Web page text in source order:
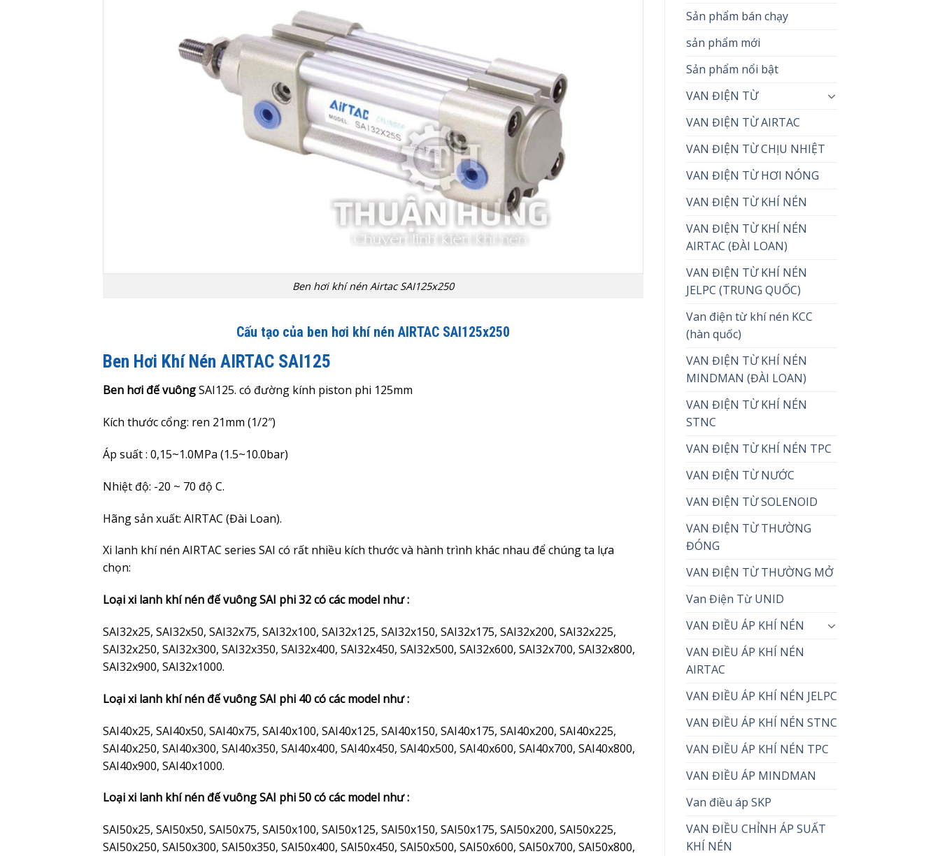
Ben hơi khí nén Airtac SAI125x250
Cấu tạo của ben hơi khí nén AIRTAC SAI125x250
Ben Hơi Khí Nén AIRTAC SAI125
Ben hơi đế vuôngSAI125. có đường kính piston phi 125mm
Kích thước cổng: ren 21mm (1/2″)
Áp suất : 0,15~1.0MPa (1.5~10.0bar)
Nhiệt độ: -20 ~ 70 độ C.
Hãng sản xuất: AIRTAC (Đài Loan).
Xi lanh khí nén AIRTAC series SAI có rất nhiều kích thước và hành trình khác nhau để chúng ta lựa
chọn:
Loại xi lanh khí nén đế vuông SAI phi 32 có các model như :
SAI32x25, SAI32x50, SAI32x75, SAI32x100, SAI32x125, SAI32x150, SAI32x175, SAI32x200, SAI32x225,
SAI32x250, SAI32x300, SAI32x350, SAI32x400, SAI32x450, SAI32x500, SAI32x600, SAI32x700, SAI32x800,
SAI32x900, SAI32x1000.
Loại xi lanh khí nén đế vuông SAI phi 40 có các model như :
SAI40x25, SAI40x50, SAI40x75, SAI40x100, SAI40x125, SAI40x150, SAI40x175, SAI40x200, SAI40x225,
SAI40x250, SAI40x300, SAI40x350, SAI40x400, SAI40x450, SAI40x500, SAI40x600, SAI40x700, SAI40x800,
SAI40x900, SAI40x1000.
Loại xi lanh khí nén đế vuông SAI phi 50 có các model như :
SAI50x25, SAI50x50, SAI50x75, SAI50x100, SAI50x125, SAI50x150, SAI50x175, SAI50x200, SAI50x225,
SAI50x250, SAI50x300, SAI50x350, SAI50x400, SAI50x450, SAI50x500, SAI50x600, SAI50x700, SAI50x800,
Sản phẩm bán chạy
sản phẩm mới
Sản phẩm nổi bật
VAN ĐIỆN TỪ
VAN ĐIỆN TỪ AIRTAC
VAN ĐIỆN TỪ CHỊU NHIỆT
VAN ĐIỆN TỪ HƠI NÓNG
VAN ĐIỆN TỪ KHÍ NÉN
VAN ĐIỆN TỪ KHÍ NÉN
AIRTAC (ĐÀI LOAN)
VAN ĐIỆN TỪ KHÍ NÉN
JELPC (TRUNG QUỐC)
Van điện từ khí nén KCC
(hàn quốc)
VAN ĐIỆN TỪ KHÍ NÉN
MINDMAN (ĐÀI LOAN)
VAN ĐIỆN TỪ KHÍ NÉN
STNC
VAN ĐIỆN TỪ KHÍ NÉN TPC
VAN ĐIỆN TỪ NƯỚC
VAN ĐIỆN TỪ SOLENOID
VAN ĐIỆN TỪ THƯỜNG
ĐÓNG
VAN ĐIỆN TỪ THƯỜNG MỞ
Van Điện Từ UNID
VAN ĐIỀU ÁP KHÍ NÉN
VAN ĐIỀU ÁP KHÍ NÉN
AIRTAC
VAN ĐIỀU ÁP KHÍ NÉN JELPC
VAN ĐIỀU ÁP KHÍ NÉN STNC
VAN ĐIỀU ÁP KHÍ NÉN TPC
VAN ĐIỀU ÁP MINDMAN
Van điều áp SKP
VAN ĐIỀU CHỈNH ÁP SUẤT
KHÍ NÉN